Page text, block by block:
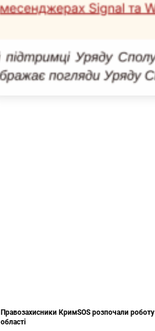
Правозахисники КримSOS розпочали
області